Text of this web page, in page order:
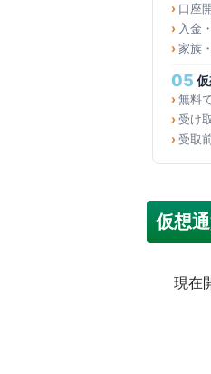
口座
入金
家族
05
無料
受け
受取
仮想
現在